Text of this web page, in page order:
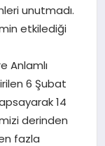
unutmadı.
etkilediği
Anlamlı
6 Şubat
14
derinden
fazla